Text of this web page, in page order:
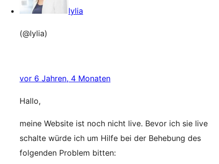
lylia
(@lylia)
vor 6 Jahren, 4 Monaten
Hallo,
meine Website ist noch nicht live. Bevor ich sie live
schalte würde ich um Hilfe bei der Behebung des
folgenden Problem bitten: